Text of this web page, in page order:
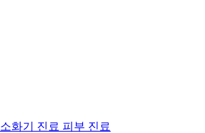
소화기 진료 피부 진료